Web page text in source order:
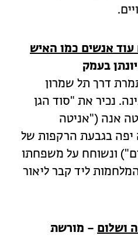
עוד אנשים כמו האיש
בעמק
דרך תל שמרון
נכיר את "סוד הגן
אנה ("אניטה
יפה בגבעת הרקפות של
ונשוחח על משפחתו
ליד קבר ליאור
– מורשת